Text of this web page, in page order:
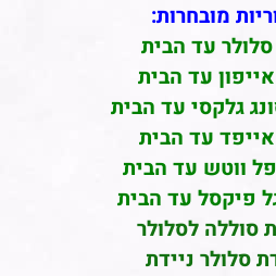
מובחרות:
סלולר עד הבית
עד הבית
גלקסי עד הבית
אייפד עד הבית
ווטש עד הבית
פיקסל עד הבית
סוללה לסלולר
סלולר ניידת